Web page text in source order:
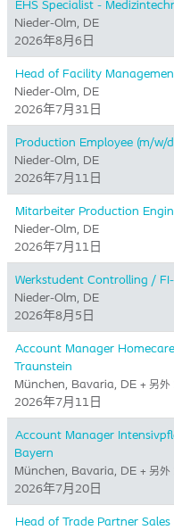
EHS Specialist -
Nieder-Olm, DE
2026年8月6日
Head of Facility
Nieder-Olm, DE
2026年7月31日
Production Employee (m/w/
Nieder-Olm, DE
2026年7月11日
Mitarbeiter Production
Nieder-Olm, DE
2026年7月11日
Werkstudent Controlling /
Nieder-Olm, DE
2026年8月5日
Account Manager
Traunstein
München, Bavaria, DE + 另外
2026年7月11日
Account Manager
Bayern
München, Bavaria, DE + 另外
2026年7月20日
Head of Trade Partner